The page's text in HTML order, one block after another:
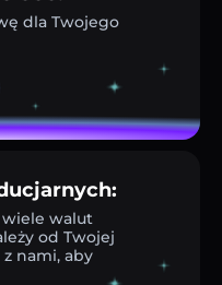
dla Twojego
wiele walut
od Twojej
nami, aby